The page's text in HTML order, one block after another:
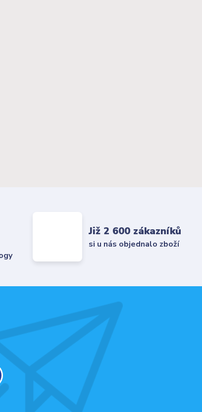
Již 2 600 zákazníků
si u nás objednalo zboží